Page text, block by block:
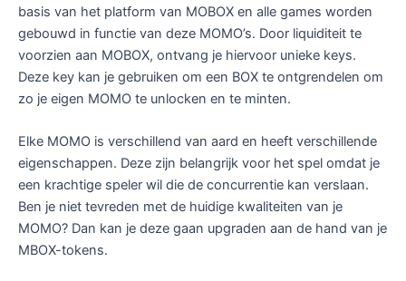
basis van het platform van MOBOX en alle games worden
gebouwd in functie van deze MOMO’s. Door liquiditeit te
voorzien aan MOBOX, ontvang je hiervoor unieke keys.
Deze key kan je gebruiken om een BOX te ontgrendelen om
zo je eigen MOMO te unlocken en te minten.
Elke MOMO is verschillend van aard en heeft verschillende
eigenschappen. Deze zijn belangrijk voor het spel omdat je
een krachtige speler wil die de concurrentie kan verslaan.
Ben je niet tevreden met de huidige kwaliteiten van je
MOMO? Dan kan je deze gaan upgraden aan de hand van je
MBOX-tokens.